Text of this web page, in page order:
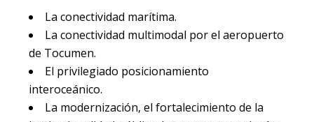
La conectividad marítima.
La conectividad multimodal por el aeropuerto
de Tocumen.
El privilegiado posicionamiento
interoceánico.
La modernización, el fortalecimiento de la